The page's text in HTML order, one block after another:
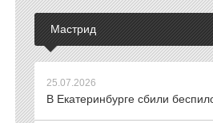
Мастрид
25.07.2026
В Екатеринбурге сбили